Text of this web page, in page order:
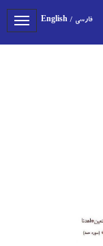
فارسی /
English